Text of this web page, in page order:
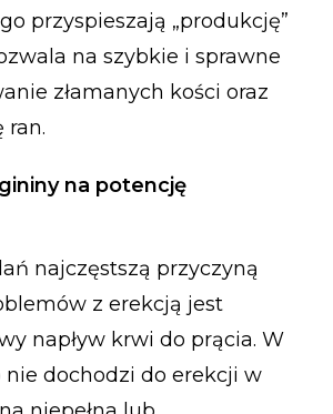
przyspieszają „produkcję”
na szybkie i sprawne
złamanych kości oraz
ran.
na potencję
najczęstszą przyczyną
z erekcją jest
napływ krwi do prącia. W
nie dochodzi do erekcji w